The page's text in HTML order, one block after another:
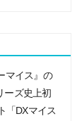
マイス』の
ーズ史上初
「DXマイス